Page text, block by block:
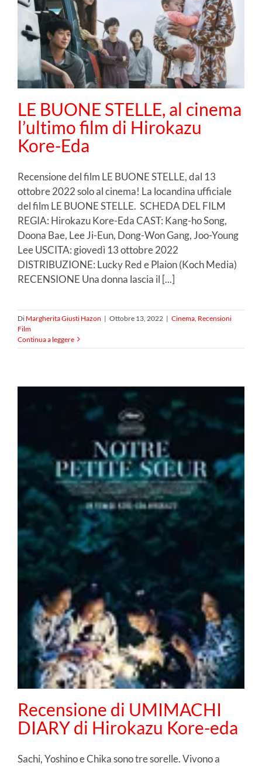
LE BUONE STELLE, al cinema
l’ultimo film di Hirokazu
Kore-Eda
Recensione del film LE BUONE STELLE, dal 13
ottobre 2022 solo al cinema! La locandina ufficiale
del film LE BUONE STELLE. SCHEDA DEL FILM
REGIA: Hirokazu Kore-Eda CAST: Kang-ho Song,
Doona Bae, Lee Ji-Eun, Dong-Won Gang, Joo-Young
Lee USCITA: giovedì 13 ottobre 2022
DISTRIBUZIONE: Lucky Red e Plaion (Koch Media)
RECENSIONE Una donna lascia il [...]
Di Margherita Giusti Hazon | Ottobre 13, 2022 | Cinema Recensioni
Film
Continua a leggere
Recensione di UMIMACHI
DIARY di Hirokazu Kore-eda
Sachi, Yoshino e Chika sono tre sorelle. Vivono a